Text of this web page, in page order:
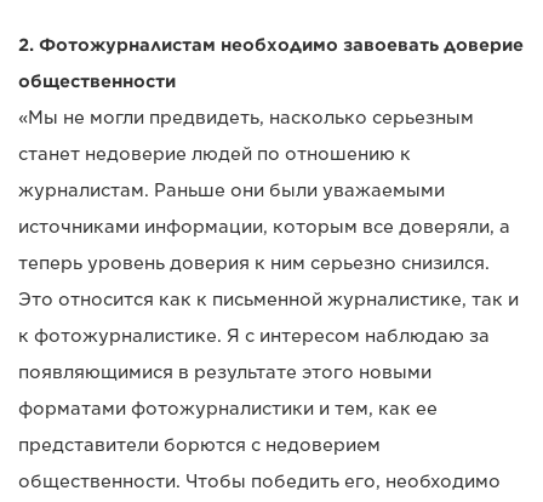
2. Фотожурналистам необходимо завоевать доверие
общественности
«Мы не могли предвидеть, насколько серьезным
станет недоверие людей по отношению к
журналистам. Раньше они были уважаемыми
источниками информации, которым все доверяли, а
теперь уровень доверия к ним серьезно снизился.
Это относится как к письменной журналистике, так и
к фотожурналистике. Я с интересом наблюдаю за
появляющимися в результате этого новыми
форматами фотожурналистики и тем, как ее
представители борются с недоверием
общественности. Чтобы победить его, необходимо